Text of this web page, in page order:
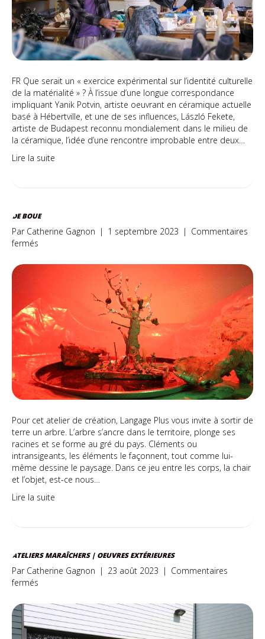
FR Que serait un « exercice expérimental sur l’identité culturelle
de la matérialité » ? À l’issue d’une longue correspondance
impliquant Yanik Potvin, artiste oeuvrant en céramique actuelle
basé à Hébertville, et une de ses influences, László Fekete,
artiste de Budapest reconnu mondialement dans le milieu de
la céramique, l’idée d’une rencontre improbable entre deux…
Lire la suite
DE BOUE
Par Catherine Gagnon | 1 septembre 2023 | Commentaires
fermés
boue
Pour cet atelier de création, Langage Plus vous invite à sortir de
terre un arbre. L’arbre s’ancre dans le territoire, plonge ses
racines et se forme au gré du pays. Cléments ou
intransigeants, les éléments le façonnent, tout comme lui-
même dessine le paysage. Dans ce jeu entre les corps, la chair
et l’objet, est-ce nous…
Lire la suite
ATELIERS MARAÎCHERS | OEUVRES EXTÉRIEURES
Par Catherine Gagnon | 23 août 2023 | Commentaires
fermés
maraîchers
|
Oeuvres